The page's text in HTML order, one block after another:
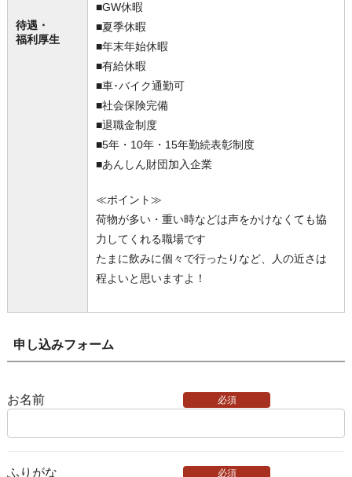
待遇・
福利厚生
■GW休暇
■夏季休暇
■年末年始休暇
■有給休暇
■車･バイク通勤可
■社会保険完備
■退職金制度
■5年・10年・15年勤続表彰制度
■あんしん財団加入企業
≪ポイント≫
荷物が多い・重い時などは声をかけなくても協
力してくれる職場です
たまに飲みに個々で行ったりなど、人の近さは
程よいと思いますよ！
申し込みフォーム
お名前 必須
ふりがな 必須